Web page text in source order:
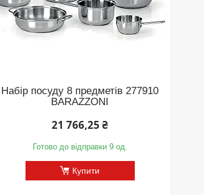
Набір посуду 8 предметів 277910
BARAZZONI
21 766,25 ₴
Готово до відправки 9 од.
Купити